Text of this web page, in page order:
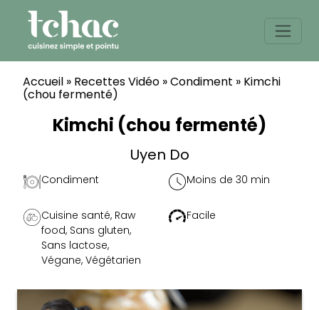
content
Accueil » Recettes Vidéo »Condiment » Kimchi
(chou fermenté)
Kimchi (chou fermenté)
Uyen Do
Condiment Moins de 30 min
Cuisine santé, Raw
food, Sans gluten,
Sans lactose,
Végane, Végétarien
Facile